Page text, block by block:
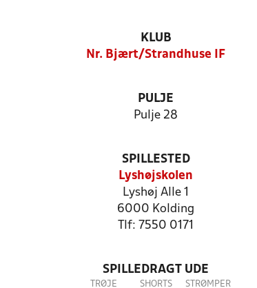
KLUB
Nr. Bjært/Strandhuse IF
PULJE
Pulje 28
SPILLESTED
Lyshøjskolen
Lyshøj Alle 1
6000 Kolding
Tlf: 7550 0171
SPILLEDRAGT UDE
TRØJE SHORTS STRØMPER